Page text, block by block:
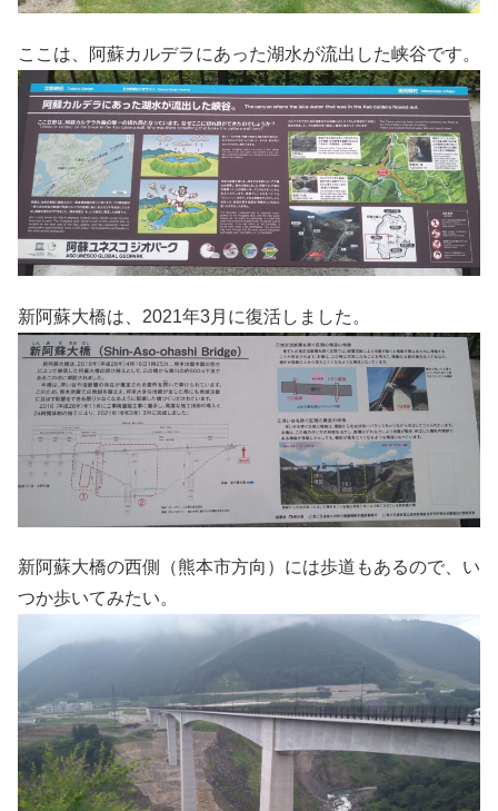
ここは、阿蘇カルデラにあった湖水が流出した峡谷です。
新阿蘇大橋は、2021年3月に復活しました。
新阿蘇大橋の西側（熊本市方向）には歩道もあるので、い
つか歩いてみたい。